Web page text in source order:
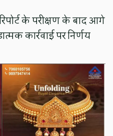
के परीक्षण के बाद आगे
कार्रवाई पर निर्णय